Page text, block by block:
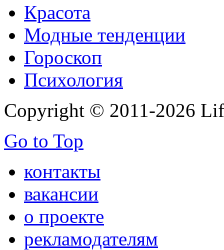
Красота
Модные тенденции
Гороскоп
Психология
Copyright © 2011-2026
Go to Top
контакты
вакансии
о проекте
рекламодателям